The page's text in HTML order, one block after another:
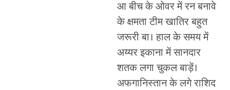
आ बीच के ओवर में रन बनावे
के क्षमता टीम खातिर बहुत
जरूरी बा। हाल के समय में
अय्यर इकाना में सानदार
शतक लगा चुकल बाड़ें।
अफगानिस्तान के लगे राशिद